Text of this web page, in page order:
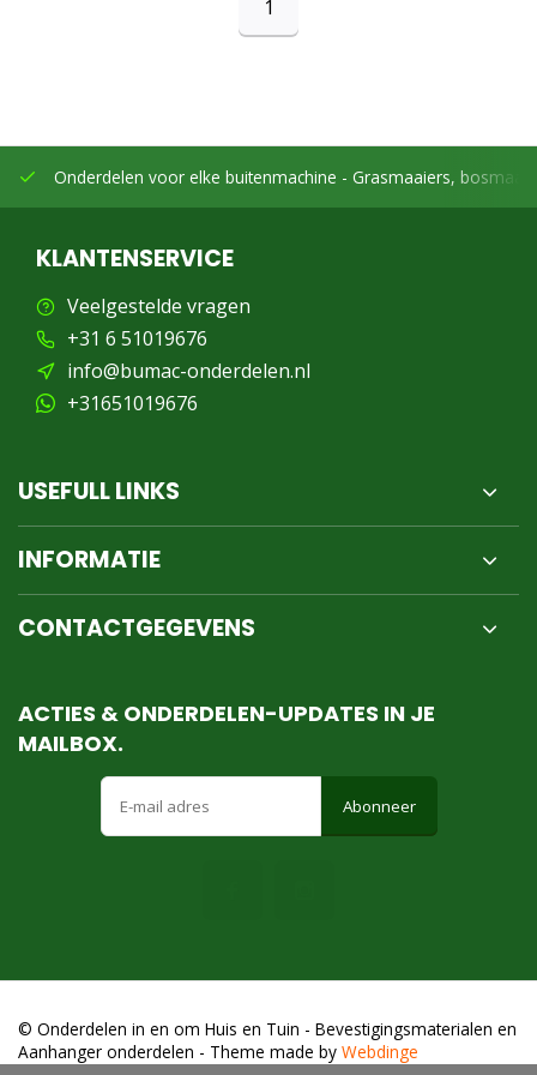
1
Onderdelen voor elke buitenmachine - Grasmaaiers,
KLANTENSERVICE
Veelgestelde vragen
+31 6 51019676
info@bumac-onderdelen.nl
+31651019676
USEFULL LINKS
INFORMATIE
CONTACTGEGEVENS
ACTIES & ONDERDELEN-UPDATES IN JE
MAILBOX.
Abonneer
© Onderdelen in en om Huis en Tuin - Bevestigingsmaterialen en
Aanhanger onderdelen - Theme made by Webdinge